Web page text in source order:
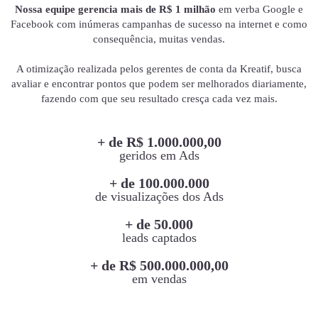
Nossa equipe gerencia mais de R$ 1 milhão em verba Google e
Facebook com inúmeras campanhas de sucesso na internet e como
consequência, muitas vendas.
A otimização realizada pelos gerentes de conta da Kreatif, busca
avaliar e encontrar pontos que podem ser melhorados diariamente,
fazendo com que seu resultado cresça cada vez mais.
+ de R$ 1.000.000,00
geridos em Ads
+ de 100.000.000
de visualizações dos Ads
+ de 50.000
leads captados
+ de R$ 500.000.000,00
em vendas